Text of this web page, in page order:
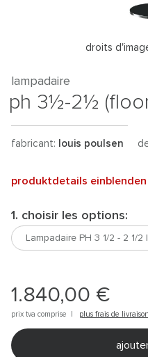
droits
lampadaire
ph 3½-2½
fabricant: louis poulsen
produktdetails einblenden
1. choisir les options:
1.840,00 €
prix tva comprise | plus frais de livraison